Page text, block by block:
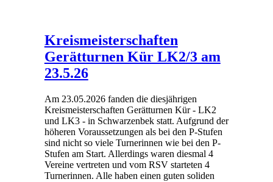
Kreismeisterschaften
Gerätturnen Kür LK2/3 am
23.5.26
Am 23.05.2026 fanden die diesjährigen
Kreismeisterschaften Gerätturnen Kür - LK2
und LK3 - in Schwarzenbek statt. Aufgrund der
höheren Voraussetzungen als bei den P-Stufen
sind nicht so viele Turnerinnen wie bei den P-
Stufen am Start. Allerdings waren diesmal 4
Vereine vertreten und vom RSV starteten 4
Turnerinnen. Alle haben einen guten soliden